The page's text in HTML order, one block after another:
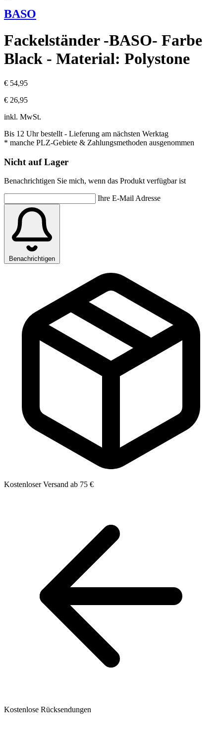
BASO
Fackelständer -BASO- Farbe
Black - Material: Polystone
€ 54,95
€ 26,95
inkl. MwSt.
Bis 12 Uhr bestellt - Lieferung am nächsten Werktag
* manche PLZ-Gebiete & Zahlungsmethoden ausgenommen
Nicht auf Lager
Benachrichtigen Sie mich, wenn das Produkt verfügbar ist
Ihre E-Mail Adresse
Benachrichtigen
Kostenloser Versand ab 75 €
Kostenlose Rücksendungen